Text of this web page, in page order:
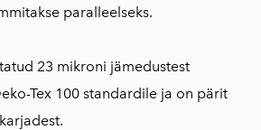
paralleelseks.
23 mikroni jämedustest
Tex 100 standardile ja on pärit